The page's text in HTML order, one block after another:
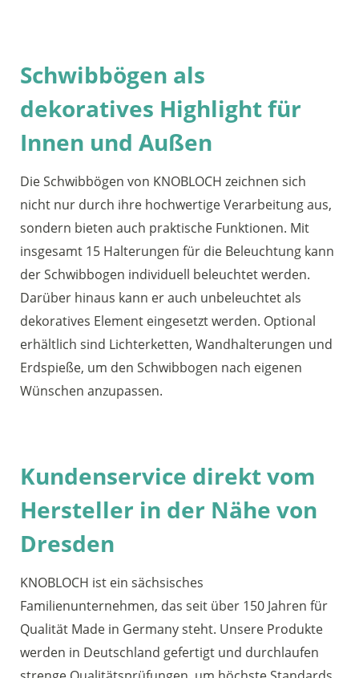
Schwibbögen als
dekoratives Highlight für
Innen und Außen
Die Schwibbögen von KNOBLOCH zeichnen sich
nicht nur durch ihre hochwertige Verarbeitung aus,
sondern bieten auch praktische Funktionen. Mit
insgesamt 15 Halterungen für die Beleuchtung kann
der Schwibbogen individuell beleuchtet werden.
Darüber hinaus kann er auch unbeleuchtet als
dekoratives Element eingesetzt werden. Optional
erhältlich sind Lichterketten, Wandhalterungen und
Erdspieße, um den Schwibbogen nach eigenen
Wünschen anzupassen.
Kundenservice direkt vom
Hersteller in der Nähe von
Dresden
KNOBLOCH ist ein sächsisches
Familienunternehmen, das seit über 150 Jahren für
Qualität Made in Germany steht. Unsere Produkte
werden in Deutschland gefertigt und durchlaufen